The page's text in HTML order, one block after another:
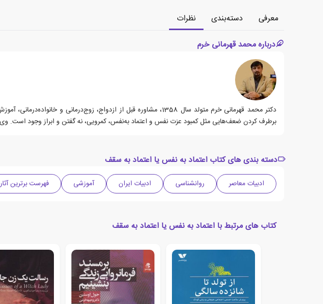
معرفی دسته‌بندی
نظرات
درباره محمد قهرمانی خرم
دکتر محمد قهرمانی خرم متولد سال 1358، مشاوره قبل از ازدواج،
برطرف کردن ضعف‌هایی مثل کمبود عزت نفس و اعتماد به‌نفس، کمرویی، نه گفتن و ابراز وجود است. وی
دسته بندی های کتاب اعتماد به نفس یا اعتماد به سقف
ادبیات معاصر روانشناسی ادبیات ایران آموزشی فهرست برترین
کتاب های مرتبط با اعتماد به نفس یا اعتماد به سقف